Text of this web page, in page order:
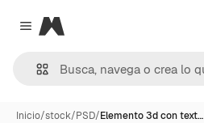
Close menu
Magnific
Inicio/stock/PSD/Elemento 3d con text…